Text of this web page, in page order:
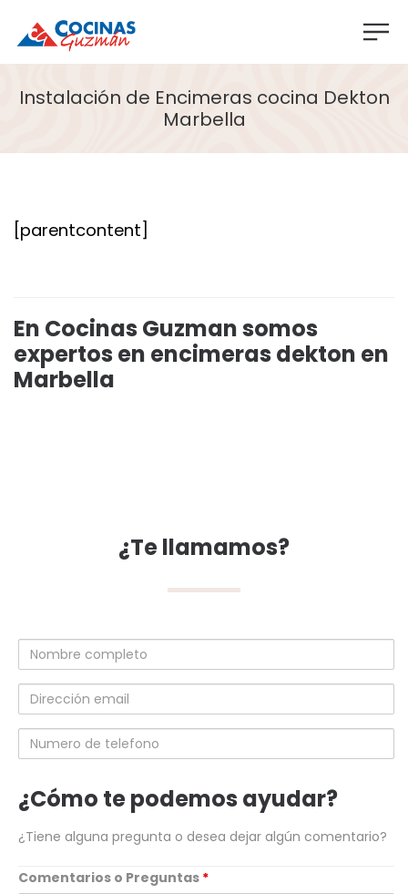
Instalación de Encimeras cocina Dekton
Marbella
[parentcontent]
En Cocinas Guzman somos
expertos en encimeras dekton en
Marbella
¿Te llamamos?
Nombre
completo
Dirección
email
Numero
de
¿Cómo te podemos ayudar?
¿Tiene alguna pregunta o desea dejar algún comentario?
Comentarios o Preguntas *